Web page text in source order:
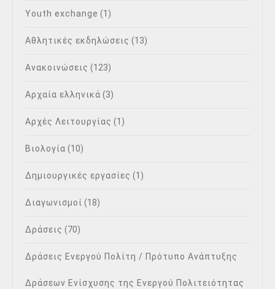
Youth exchange (1)
Αθλητικές εκδηλώσεις (13)
Ανακοινώσεις (123)
Αρχαία ελληνικά (3)
Αρχές Λειτουργίας (1)
Βιολογία (10)
Δημιουργικές εργασίες (1)
Διαγωνισμοί (18)
Δράσεις (70)
Δράσεις Ενεργού Πολίτη / Πρότυπο Ανάπτυξης
Δράσεων Ενίσχυσης της Ενεργού Πολιτειότητας